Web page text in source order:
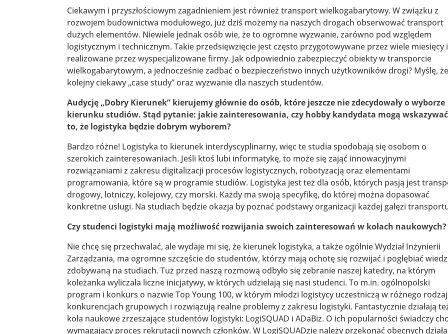
Ciekawym i przyszłościowym zagadnieniem jest również transport wielkogabarytowy. W związku z
rozwojem budownictwa modułowego, już dziś możemy na naszych drogach obserwować transport
dużych elementów. Niewiele jednak osób wie, że to ogromne wyzwanie, zarówno pod względem
logistycznym i technicznym. Takie przedsięwzięcie jest często przygotowywane przez wiele miesięcy i
realizowane przez wyspecjalizowane firmy. Jak odpowiednio zabezpieczyć obiekty w transporcie
wielkogabarytowym, a jednocześnie zadbać o bezpieczeństwo innych użytkowników drogi? Myślę,
kolejny ciekawy „case study” oraz wyzwanie dla naszych studentów.
Audycję „Dobry Kierunek” kierujemy głównie do osób, które jeszcze nie zdecydowały o wyborze
kierunku studiów. Stąd pytanie: jakie zainteresowania, czy hobby kandydata mogą
to, że logistyka będzie dobrym wyborem?
Bardzo różne! Logistyka to kierunek interdyscyplinarny, więc te studia spodobają się osobom o
szerokich zainteresowaniach. Jeśli ktoś lubi informatykę, to może się zająć innowacyjnymi
rozwiązaniami z zakresu digitalizacji procesów logistycznych, robotyzacją oraz elementami
programowania, które są w programie studiów. Logistyka jest też dla osób, których pasją jest
drogowy, lotniczy, kolejowy, czy morski. Każdy ma swoją specyfikę, do której można dopasować
konkretne usługi. Na studiach będzie okazja by poznać podstawy organizacji każdej gałęzi
Czy studenci logistyki mają możliwość rozwijania swoich zainteresowań w kołach naukowych?
Nie chcę się przechwalać, ale wydaje mi się, że kierunek logistyka, a także ogólnie Wydział Inżynierii
Zarządzania, ma ogromne szczęście do studentów, którzy mają ochotę się rozwijać i pogłębiać
zdobywaną na studiach. Tuż przed naszą rozmową odbyło się zebranie naszej katedry, na którym
koleżanka wyliczała liczne inicjatywy, w których udzielają się nasi studenci. To m.in. ogólnopolski
program i konkurs o nazwie Top Young 100, w którym młodzi logistycy uczestniczą w różnego
konkurencjach grupowych i rozwiązują realne problemy z zakresu logistyki. Fantastycznie działają
koła naukowe zrzeszające studentów logistyki: LogiSQUAD i ADaBiz. O ich popularności świadczy
wymagający proces rekrutacji nowych członków. W LogiSQUADzie należy przekonać obecnych